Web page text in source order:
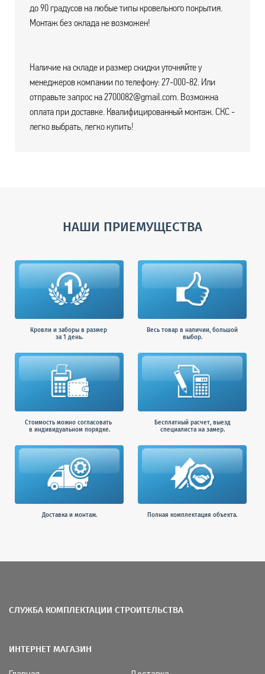
до 90 градусов на любые типы кровельного покрытия.
Монтаж без оклада не возможен!
Наличие на складе и размер скидки уточняйте у
менеджеров компании по телефону: 27-000-82. Или
отправьте запрос на 2700082@gmail.com. Возможна
оплата при доставке. Квалифицированный монтаж. СКС -
легко выбрать, легко купить!
НАШИ ПРИЕМУЩЕСТВА
Кровли и заборы в размер
за 1 день.
Весь товар в наличии, большой
выбор.
Стоимость можно согласовать
в индивидуальном порядке.
Бесплатный расчет, выезд
специалиста на замер.
Доставка и монтаж. Полная комплектация объекта.
СЛУЖБА КОМПЛЕКТАЦИИ СТРОИТЕЛЬСТВА
ИНТЕРНЕТ МАГАЗИН